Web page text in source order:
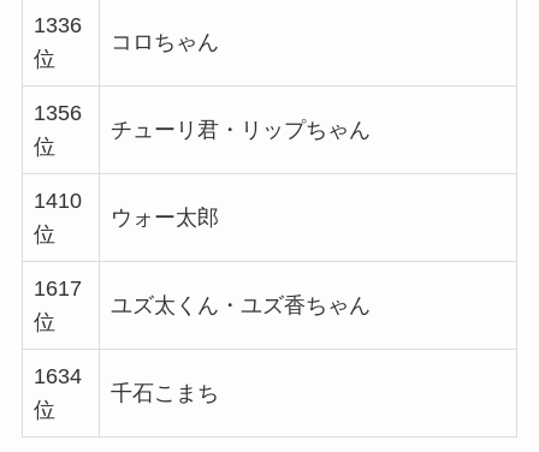
1336
位
コロちゃん
1356
位
チューリ君・リップちゃん
1410
位
ウォー太郎
1617
位
ユズ太くん・ユズ香ちゃん
1634
位
千石こまち